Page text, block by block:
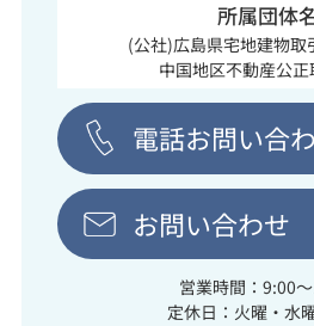
所属団体
(公社)広島県宅地建物取
中国地区不動産公正
電話お問い合
お問い合わせ
営業時間：9:00
定休日：火曜・水